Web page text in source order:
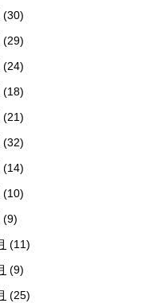
(30)
(29)
(24)
(18)
(21)
(32)
(14)
(10)
(9)
(11)
(9)
(25)